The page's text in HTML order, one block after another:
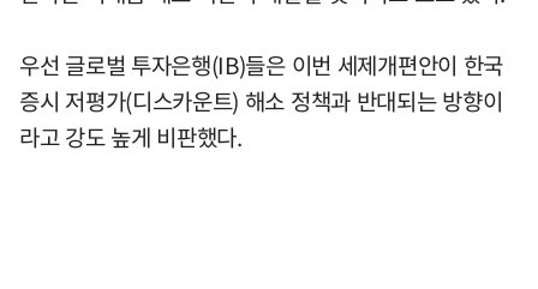
우선 글로벌 투자은행(IB)들은 이번 세제개편안이 한국
증시 저평가(디스카운트) 해소 정책과 반대되는 방향이
라고 강도 높게 비판했다.